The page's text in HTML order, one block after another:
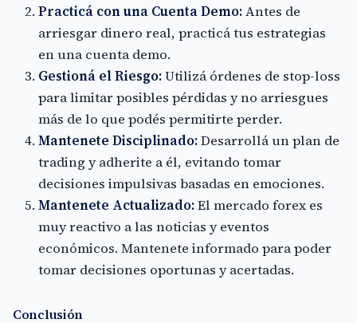
Practicá con una Cuenta Demo:Antes de
arriesgar dinero real, practicá tus estrategias
en una cuenta demo.
Gestioná el Riesgo:Utilizá órdenes de stop-loss
para limitar posibles pérdidas y no arriesgues
más de lo que podés permitirte perder.
Mantenete Disciplinado:Desarrollá un plan de
trading y adherite a él, evitando tomar
decisiones impulsivas basadas en emociones.
Mantenete Actualizado:El mercado forex es
muy reactivo a las noticias y eventos
económicos. Mantenete informado para poder
tomar decisiones oportunas y acertadas.
Conclusión